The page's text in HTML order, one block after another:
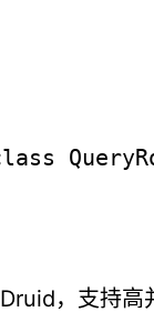
辑class
，支持高